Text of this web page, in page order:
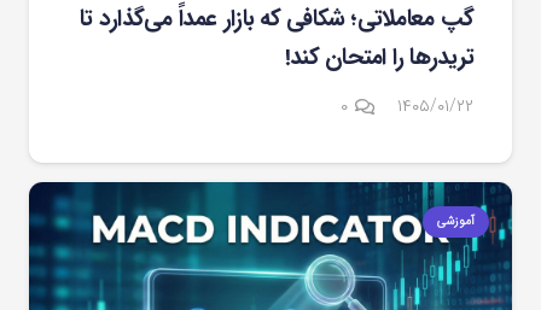
گپ معاملاتی؛ شکافی که بازار عمداً می‌گذارد تا
تریدرها را امتحان کند!
۱۴۰۵/۰۱/۲۲ ۰
آموزشی